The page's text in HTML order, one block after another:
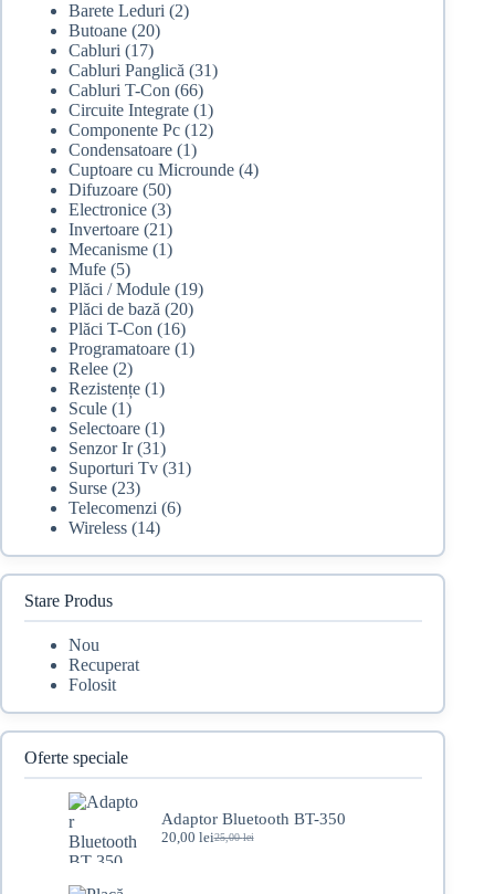
Barete Leduri (2)
Butoane (20)
Cabluri (17)
Cabluri Panglică (31)
Cabluri T-Con (66)
Circuite Integrate (1)
Componente Pc (12)
Condensatoare (1)
Cuptoare cu Microunde (4)
Difuzoare (50)
Electronice (3)
Invertoare (21)
Mecanisme (1)
Mufe (5)
Plăci / Module (19)
Plăci de bază (20)
Plăci T-Con (16)
Programatoare (1)
Relee (2)
Rezistențe (1)
Scule (1)
Selectoare (1)
Senzor Ir (31)
Suporturi Tv (31)
Surse (23)
Telecomenzi (6)
Wireless (14)
Stare Produs
Nou
Recuperat
Folosit
Oferte speciale
Adaptor Bluetooth BT-350
25,00lei
Prețul
20,00 leiPrețul